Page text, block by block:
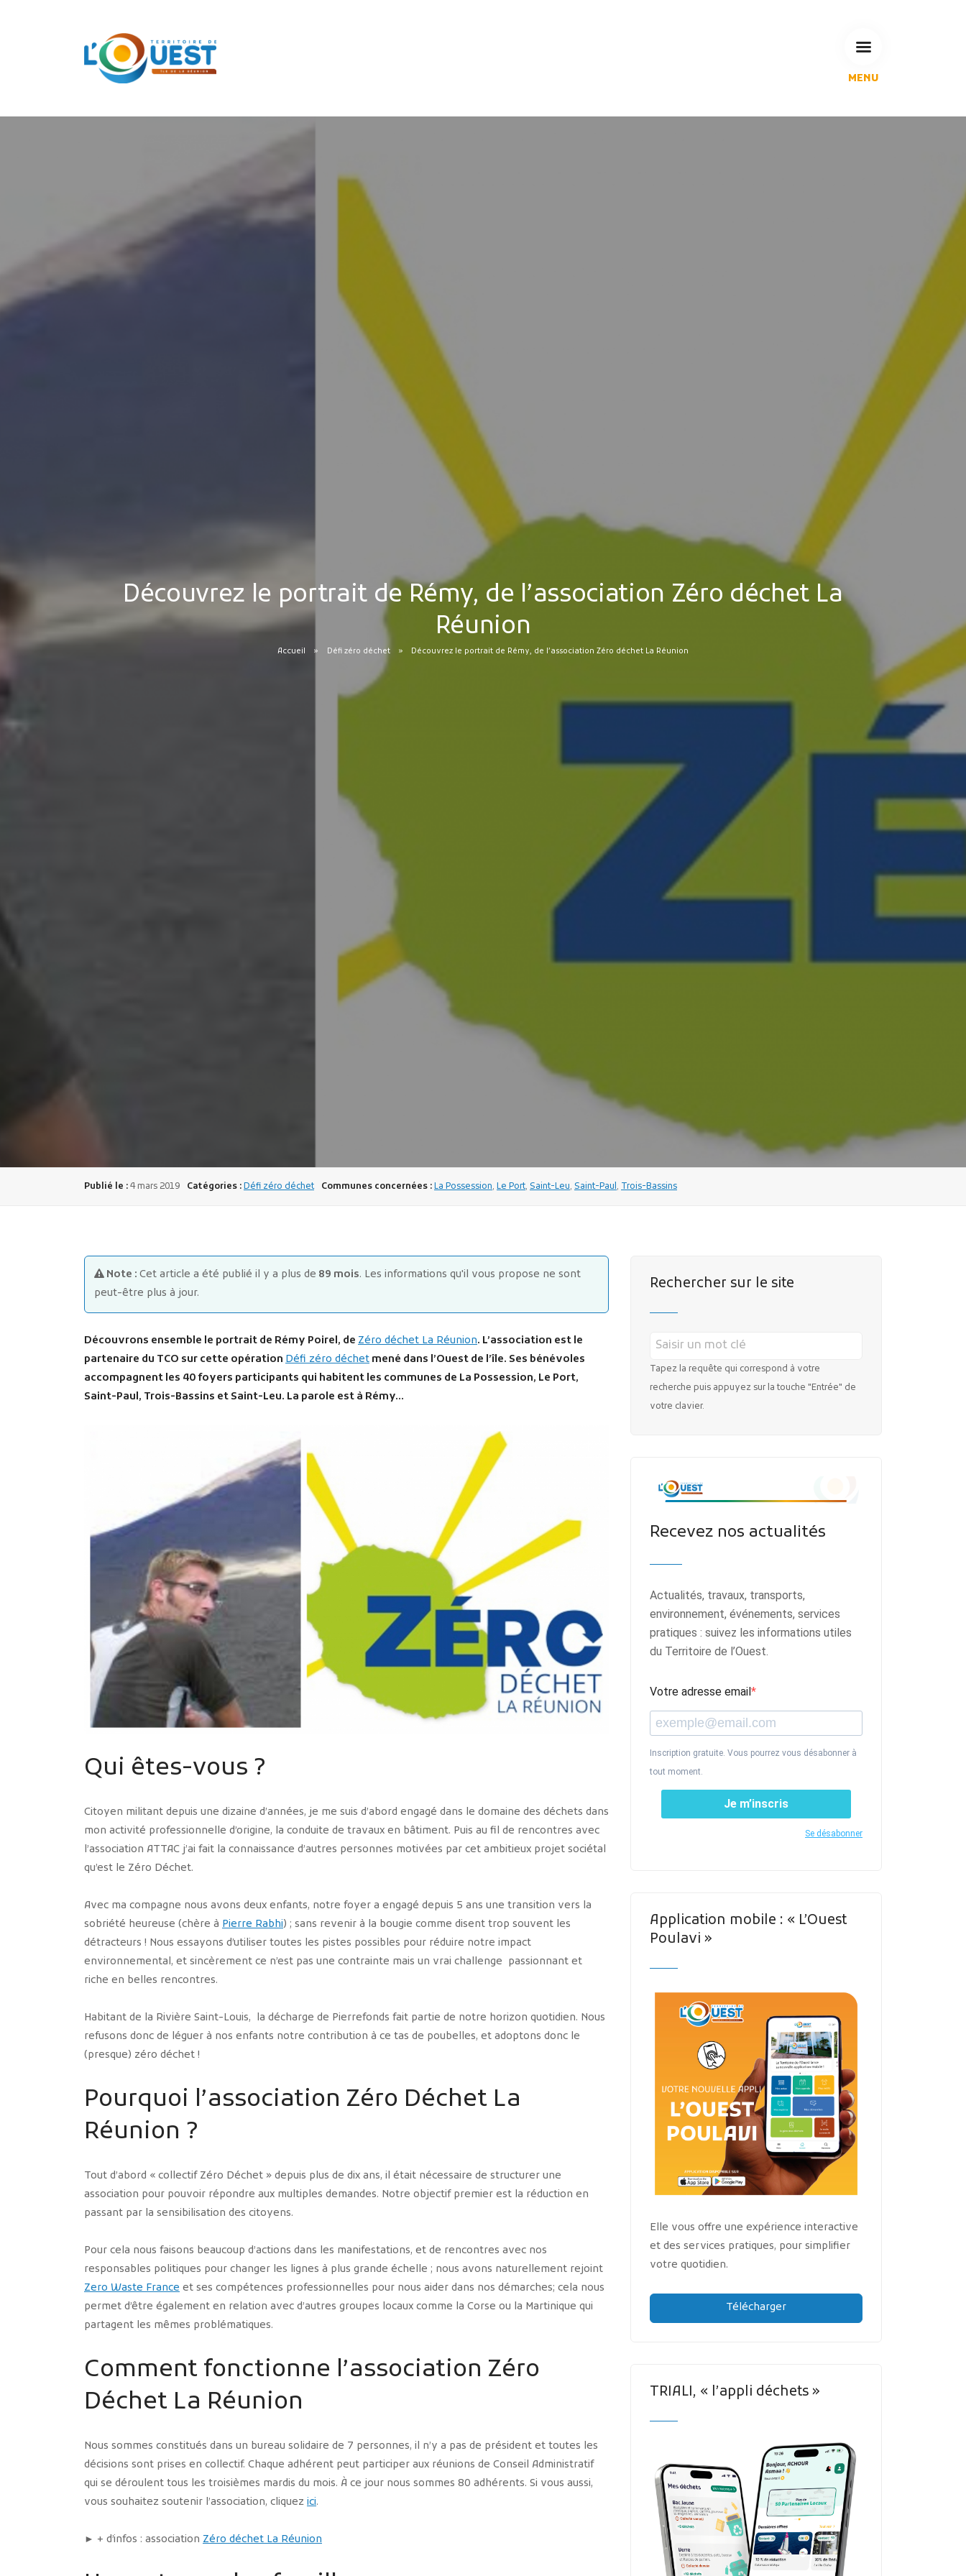
MENU
Projets financés par l'Europe
Plans d'accès
Découvrez le portrait de Rémy, de l’association Zéro déchet La
Réunion
Accueil Défi zéro déchet Découvrez le portrait de Rémy, de l’association Zéro déchet La Réunion
Publié le :4 mars 2019 Catégories :Défi zéro déchet Communes concernées :La Possession, Le Port, Saint-Leu, Saint-Paul, Trois-Bassins
Note : Cet article a été publié il y a plus de 89 mois. Les informations qu'il vous propose ne sont
peut-être plus à jour.
Découvrons ensemble le portrait de Rémy Poirel, de Zéro déchet La Réunion. L’association est le
partenaire du TCO sur cette opération Défi zéro déchet mené dans l’Ouest de l’île. Ses bénévoles
accompagnent les 40 foyers participants qui habitent les communes de La Possession, Le Port,
Saint-Paul, Trois-Bassins et Saint-Leu. La parole est à Rémy…
Qui êtes-vous ?
Citoyen militant depuis une dizaine d’années, je me suis d’abord engagé dans le domaine des déchets dans
mon activité professionnelle d’origine, la conduite de travaux en bâtiment. Puis au fil de rencontres avec
l’association ATTAC j’ai fait la connaissance d’autres personnes motivées par cet ambitieux projet sociétal
qu’est le Zéro Déchet.
Avec ma compagne nous avons deux enfants, notre foyer a engagé depuis 5 ans une transition vers la
sobriété heureuse (chère à Pierre Rabhi) ; sans revenir à la bougie comme disent trop souvent les
détracteurs ! Nous essayons d’utiliser toutes les pistes possibles pour réduire notre impact
environnemental, et sincèrement ce n’est pas une contrainte mais un vrai challenge passionnant et
riche en belles rencontres.
Habitant de la Rivière Saint-Louis, la décharge de Pierrefonds fait partie de notre horizon quotidien. Nous
refusons donc de léguer à nos enfants notre contribution à ce tas de poubelles, et adoptons donc le
(presque) zéro déchet !
Pourquoi l’association Zéro Déchet La
Réunion ?
Tout d’abord « collectif Zéro Déchet » depuis plus de dix ans, il était nécessaire de structurer une
association pour pouvoir répondre aux multiples demandes. Notre objectif premier est la réduction en
passant par la sensibilisation des citoyens.
Pour cela nous faisons beaucoup d’actions dans les manifestations, et de rencontres avec nos
responsables politiques pour changer les lignes à plus grande échelle ; nous avons naturellement rejoint
Zero Waste France et ses compétences professionnelles pour nous aider dans nos démarches; cela nous
permet d’être également en relation avec d’autres groupes locaux comme la Corse ou la Martinique qui
partagent les mêmes problématiques.
Comment fonctionne l’association Zéro
Déchet La Réunion
Nous sommes constitués dans un bureau solidaire de 7 personnes, il n’y a pas de président et toutes les
décisions sont prises en collectif. Chaque adhérent peut participer aux réunions de Conseil Administratif
qui se déroulent tous les troisièmes mardis du mois. À ce jour nous sommes 80 adhérents. Si vous aussi,
vous souhaitez soutenir l’association, cliquez ici.
► + d’infos : association Zéro déchet La Réunion
Rechercher sur le site
Tapez la requête qui correspond à votre
recherche puis appuyez sur la touche "Entrée" de
votre clavier.
Recevez nos actualités
Actualités, travaux, transports,
environnement, événements, services
pratiques : suivez les informations utiles
du Territoire de l’Ouest.
Votre adresse email
Inscription gratuite. Vous pourrez vous désabonner à
tout moment.
Je m’inscris
Se désabonner
Application mobile : « L’Ouest
Poulavi »
Elle vous offre une expérience interactive
et des services pratiques, pour simplifier
votre quotidien.
Télécharger
TRIALI, « l’appli déchets »